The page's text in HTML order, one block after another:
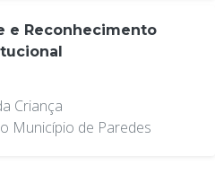
e Reconhecimento
Criança
Município de Paredes